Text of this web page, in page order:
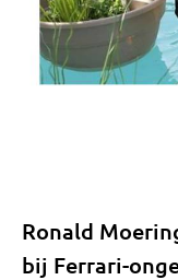
Ronald
bij Ferrari-